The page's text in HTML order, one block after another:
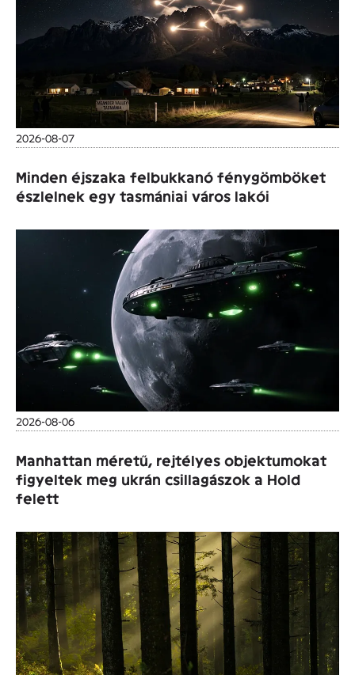
2026-08-07
Minden éjszaka felbukkanó fénygömböket
észlelnek egy tasmániai város lakói
2026-08-06
Manhattan méretű, rejtélyes objektumokat
figyeltek meg ukrán csillagászok a Hold
felett